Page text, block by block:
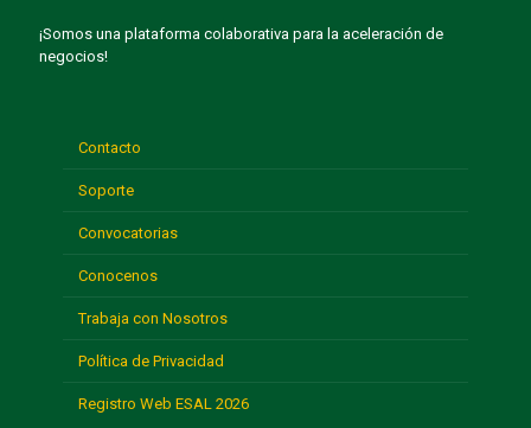
¡Somos una plataforma colaborativa para la aceleración de
negocios!
Contacto
Soporte
Convocatorias
Conocenos
Trabaja con Nosotros
Política de Privacidad
Registro Web ESAL 2026